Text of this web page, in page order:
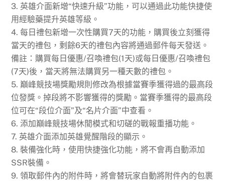
3. 英雄介面新增“快速升級”功能，可以通過此功能快捷使
用經驗藥提升英雄等級。
4. 每日禮包新增一次性購買7天的功能，購買後立刻獲得
當天的禮包，剩餘6天的禮包內容將通過郵件每天發送。
備註：購買每日優惠/召喚禮包(1天)或每日優惠/召喚禮包
(7天)後，當天將無法購買另一種天數的禮包。
5. 巔峰競技場獎勵規則修改為根據當賽季獲得過的最高段
位發獎。掉段將不影響獲得的獎勵。當賽季獲得的最高段
位可在“段位介面”及“名片介面”中查看。
6. 添加巔峰競技場休閒模式和切磋的戰報重播功能。
7. 英雄介面添加英雄覺醒階段的顯示。
8. 裝備強化時，使用快捷強化功能，將不會再自動添加
SSR裝備。
9. 領取郵件內的附件時，將會替玩家自動將附件內的包裹